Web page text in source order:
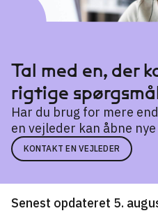
Digital konceptudvikling
Tal med en, der
rigtige
Har du brug for mere
en vejleder kan åbne
KONTAKT EN VEJLEDER
Senest opdateret 5.